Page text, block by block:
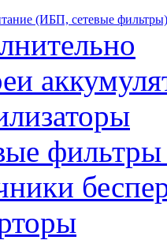
(ИБП, сетевые фильтры)